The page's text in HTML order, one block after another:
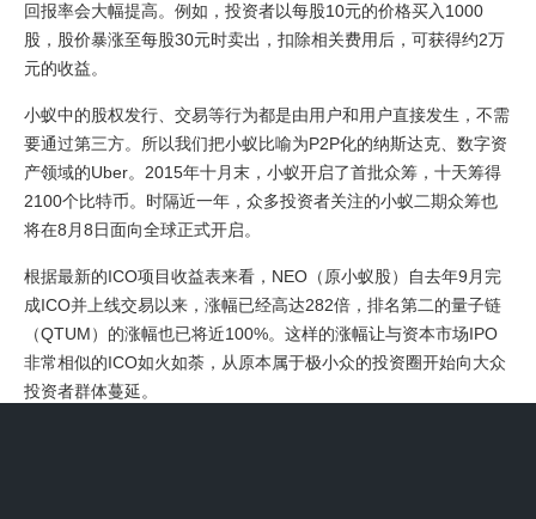
回报率会大幅提高。例如，投资者以每股10元的价格买入1000
股，股价暴涨至每股30元时卖出，扣除相关费用后，可获得约2万
元的收益。
小蚁中的股权发行、交易等行为都是由用户和用户直接发生，不需
要通过第三方。所以我们把小蚁比喻为P2P化的纳斯达克、数字资
产领域的Uber。2015年十月末，小蚁开启了首批众筹，十天筹得
2100个比特币。时隔近一年，众多投资者关注的小蚁二期众筹也
将在8月8日面向全球正式开启。
根据最新的ICO项目收益表来看，NEO（原小蚁股）自去年9月完
成ICO并上线交易以来，涨幅已经高达282倍，排名第二的量子链
（QTUM）的涨幅也已将近100%。这样的涨幅让与资本市场IPO
非常相似的ICO如火如荼，从原本属于极小众的投资圈开始向大众
投资者群体蔓延。